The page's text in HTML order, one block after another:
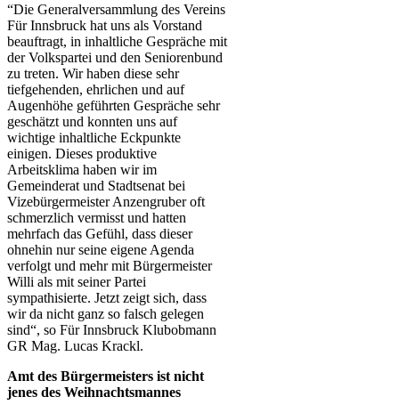
“Die Generalversammlung des Vereins
Für Innsbruck hat uns als Vorstand
beauftragt, in inhaltliche Gespräche mit
der Volkspartei und den Seniorenbund
zu treten. Wir haben diese sehr
tiefgehenden, ehrlichen und auf
Augenhöhe geführten Gespräche sehr
geschätzt und konnten uns auf
wichtige inhaltliche Eckpunkte
einigen. Dieses produktive
Arbeitsklima haben wir im
Gemeinderat und Stadtsenat bei
Vizebürgermeister Anzengruber oft
schmerzlich vermisst und hatten
mehrfach das Gefühl, dass dieser
ohnehin nur seine eigene Agenda
verfolgt und mehr mit Bürgermeister
Willi als mit seiner Partei
sympathisierte. Jetzt zeigt sich, dass
wir da nicht ganz so falsch gelegen
sind“, so Für Innsbruck Klubobmann
GR Mag. Lucas Krackl.
Amt des Bürgermeisters ist nicht
jenes des Weihnachtsmannes